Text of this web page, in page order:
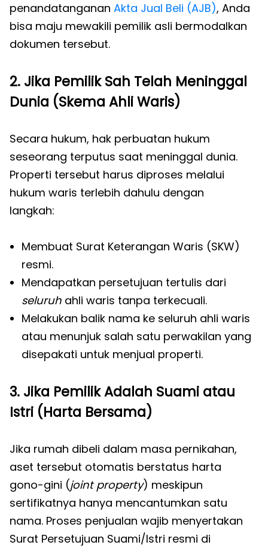
penandatanganan Akta Jual Beli (AJB), Anda
bisa maju mewakili pemilik asli bermodalkan
dokumen tersebut.
2. Jika Pemilik Sah Telah Meninggal
Dunia (Skema Ahli Waris)
Secara hukum, hak perbuatan hukum
seseorang terputus saat meninggal dunia.
Properti tersebut harus diproses melalui
hukum waris terlebih dahulu dengan
langkah:
Membuat Surat Keterangan Waris (SKW)
resmi.
Mendapatkan persetujuan tertulis dari
seluruh ahli waris tanpa terkecuali.
Melakukan balik nama ke seluruh ahli waris
atau menunjuk salah satu perwakilan yang
disepakati untuk menjual properti.
3. Jika Pemilik Adalah Suami atau
Istri (Harta Bersama)
Jika rumah dibeli dalam masa pernikahan,
aset tersebut otomatis berstatus harta
gono-gini (joint property) meskipun
sertifikatnya hanya mencantumkan satu
nama. Proses penjualan wajib menyertakan
Surat Persetujuan Suami/Istri resmi di